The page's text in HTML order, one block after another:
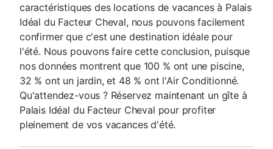
caractéristiques des locations de vacances à Palais
Idéal du Facteur Cheval, nous pouvons facilement
confirmer que c'est une destination idéale pour
l'été. Nous pouvons faire cette conclusion, puisque
nos données montrent que 100 % ont une piscine,
32 % ont un jardin, et 48 % ont l'Air Conditionné.
Qu'attendez-vous ? Réservez maintenant un gîte à
Palais Idéal du Facteur Cheval pour profiter
pleinement de vos vacances d'été.